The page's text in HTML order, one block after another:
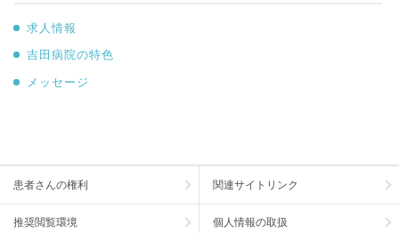
求人情報
吉田病院の特色
メッセージ
患者さんの権利 関連サイトリンク
推奨閲覧環境 個人情報の取扱